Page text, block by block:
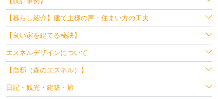
【暮らし紹介】建て主様の声・住まい方の工夫
【良い家を建てる秘訣】
エスネルデザインについて
【自邸（森のエスネル）】
日記・観光・建築・旅